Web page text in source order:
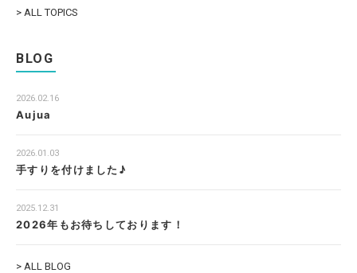
> ALL TOPICS
BLOG
2026.02.16
Aujua
2026.01.03
手すりを付けました♪
2025.12.31
2026年もお待ちしております！
> ALL BLOG